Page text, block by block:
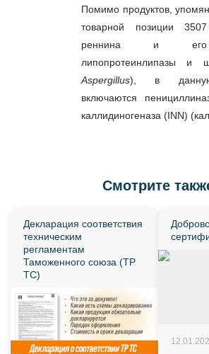
Помимо продуктов,
товарной позиции
реннина и его
липопротеинлипазы и
Aspergillus), в данную
включаются
каллидиногеназа (INN)
Смотрите
Декларация соответствия
техническим
регламентам
Таможенного союза (ТР
ТС)